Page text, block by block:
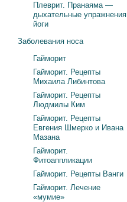
Плеврит. Пранаяма —
дыхательные упражнения
йоги
Заболевания носа
Гайморит
Гайморит. Рецепты
Михаила Либинтова
Гайморит. Рецепты
Людмилы Ким
Гайморит. Рецепты
Евгения Шмерко и Ивана
Мазана
Гайморит.
Фитоаппликации
Гайморит. Рецепты Ванги
Гайморит. Лечение
«мумие»